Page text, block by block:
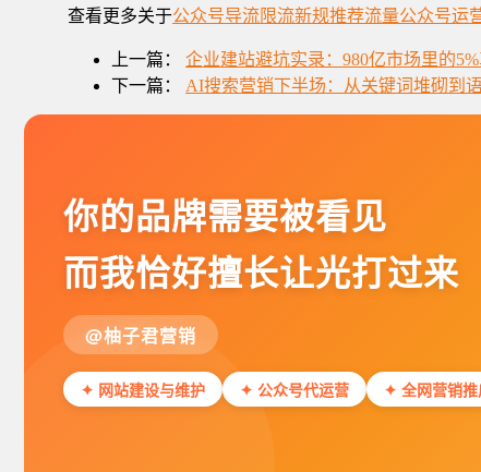
查看更多关于公众号导流限流新规推荐流量公众号运
上一篇： 企业建站避坑实录：980亿市场里的
下一篇： AI搜索营销下半场：从关键词堆砌到
你的品牌需要被看见
而我恰好擅长让光打过来
@柚子君营销
✦ 网站建设与维护 ✦ 公众号代运营 ✦ 全网营销推